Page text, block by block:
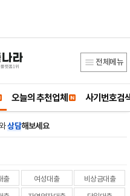
전체메뉴
오늘의 추천업체 사기번호검
상담해보세요
출 여성대출 비상금대출